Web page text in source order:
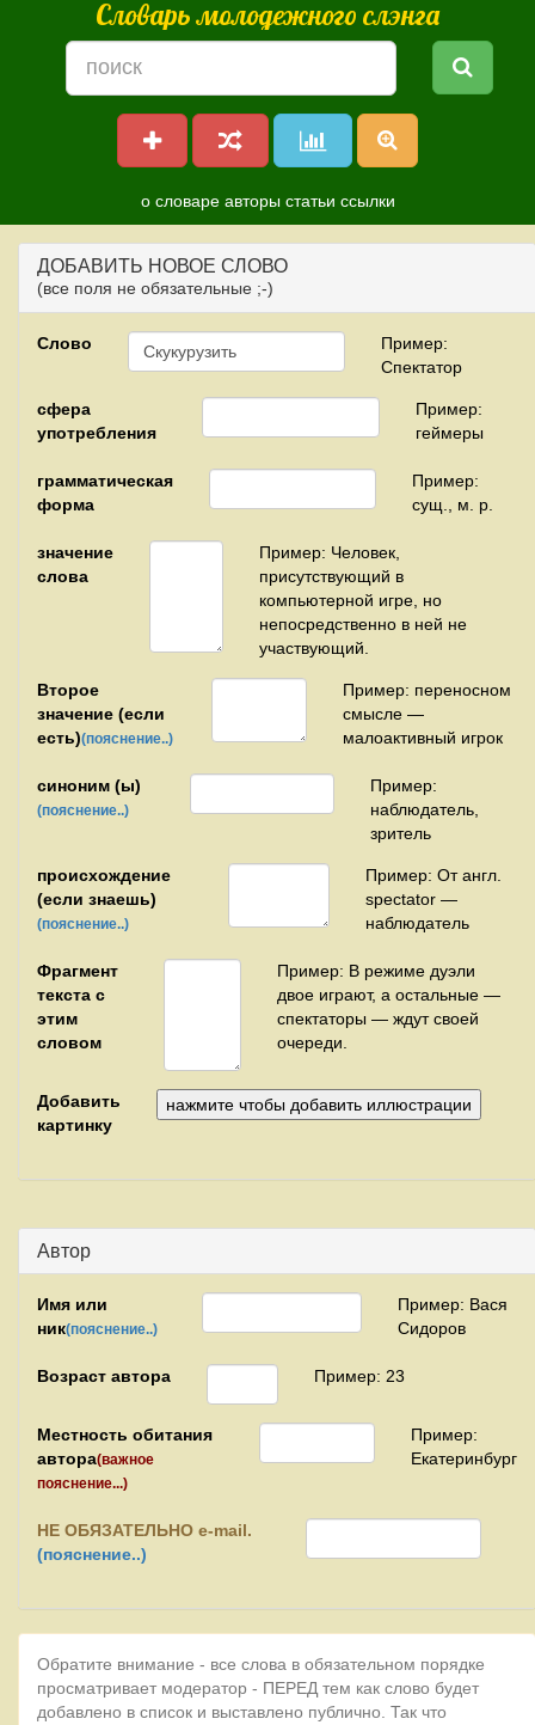
Словарь молодежного слэнга
о словаре авторы статьи ссылки
ДОБАВИТЬ НОВОЕ СЛОВО
(все поля не обязательные ;-)
Слово
Пример:
Спектатор
сфера
употребления
Пример:
геймеры
грамматическая
форма
Пример:
сущ., м. р.
значение
слова
Пример: Человек,
присутствующий в
компьютерной игре, но
непосредственно в ней не
участвующий.
Второе
значение (если
есть)(пояснение..)
Пример: переносном
смысле —
малоактивный игрок
синоним (ы)
(пояснение..)
Пример:
наблюдатель,
зритель
происхождение
(если знаешь)
(пояснение..)
Пример: От англ.
spectator —
наблюдатель
Фрагмент
текста с
этим
словом
Пример: В режиме дуэли
двое играют, а остальные —
спектаторы — ждут своей
очереди.
Добавить
картинку
Автор
Имя или
ник(пояснение..)
Пример: Вася
Сидоров
Возраст автора Пример: 23
Местность обитания
автора(важное
пояснение...)
Пример:
Екатеринбург
НЕ ОБЯЗАТЕЛЬНО e-mail.
(пояснение..)
Обратите внимание - все слова в обязательном порядке
просматривает модератор - ПЕРЕД тем как слово будет
добавлено в список и выставлено публично. Так что